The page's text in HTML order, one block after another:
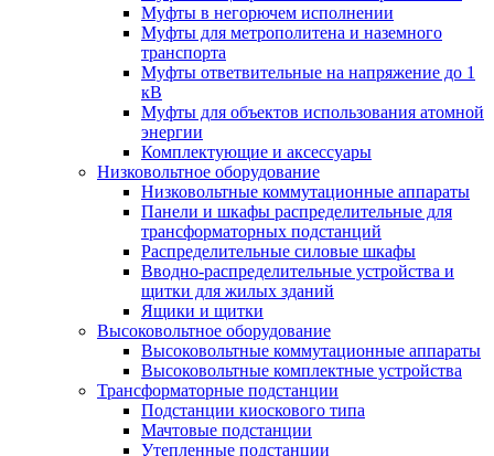
Муфты в негорючем исполнении
Муфты для метрополитена и наземного
транспорта
Муфты ответвительные на напряжение до 1
кВ
Муфты для объектов использования атомной
энергии
Комплектующие и аксессуары
Низковольтное оборудование
Низковольтные коммутационные аппараты
Панели и шкафы распределительные для
трансформаторных подстанций
Распределительные силовые шкафы
Вводно-распределительные устройства и
щитки для жилых зданий
Ящики и щитки
Высоковольтное оборудование
Высоковольтные коммутационные аппараты
Высоковольтные комплектные устройства
Трансформаторные подстанции
Подстанции киоскового типа
Мачтовые подстанции
Утепленные подстанции